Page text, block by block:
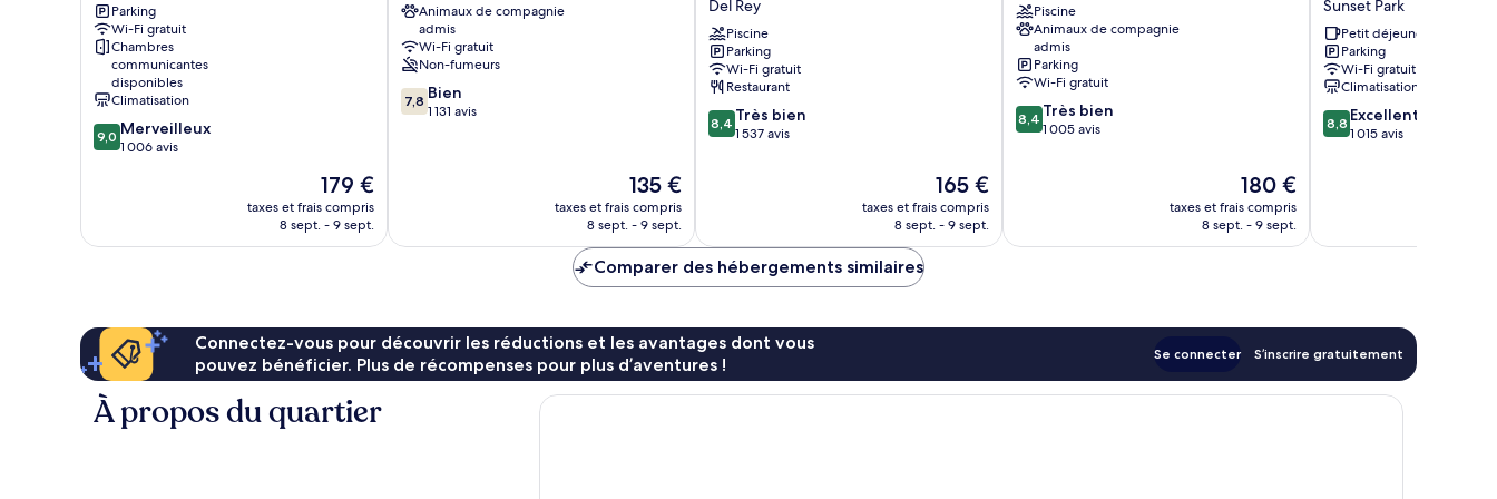
(Boulevard)
mobilité
réduite
(Boulevard)
Venice
Beach
Venice
Parking
Wi-Fi gratuit
Chambres
communicantes
disponibles
Climatisation
9.0
sur
9,0 Merveilleux
1 006 avis
Le
nouveau
prix
179 €
taxes et frais compris
8 sept. - 9 sept.
the
Beach
Venice
Animaux de compagnie
admis
Wi-Fi gratuit
Non-fumeurs
7.8
sur
7,8 Bien
1 131 avis
Le
nouveau
prix
de
135 €
135 €
taxes et frais compris
8 sept. - 9 sept.
del
Rey
-
a
DoubleTree
by
Hilton
Del Rey
Piscine
Parking
Wi-Fi gratuit
Restaurant
8.4
sur
8,4 Très bien
1 537 avis
Le
nouveau
prix
165 €
taxes et frais compris
8 sept. - 9 sept.
Marina
Del
Rey
Marina
del
Rey
Piscine
Animaux de compagnie
admis
Parking
Wi-Fi gratuit
8.4
sur
8,4 Très bien
1 005 avis
Le
nouveau
prix
180 €
taxes et frais compris
8 sept. - 9 sept.
Best
Western
Santa
Monica
Sunset
Park
Sunset Park
Petit déjeuner gratuit
Parking
Wi-Fi gratuit
Climatisation
8.8
sur
8,8 Excellent
1 015 avis
Comparer des hébergements similaires
Connectez-vous pour découvrir les réductions et les avantages dont vous
pouvez bénéficier. Plus de récompenses pour plus d’aventures !
Se connecter S’inscrire gratuitement
À propos du quartier